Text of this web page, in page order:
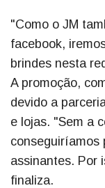
"Como o JM
facebook,
brindes nesta
A promoção,
devido a
e lojas. "Sem a
conseguiríamos
assinantes. Por
finaliza.